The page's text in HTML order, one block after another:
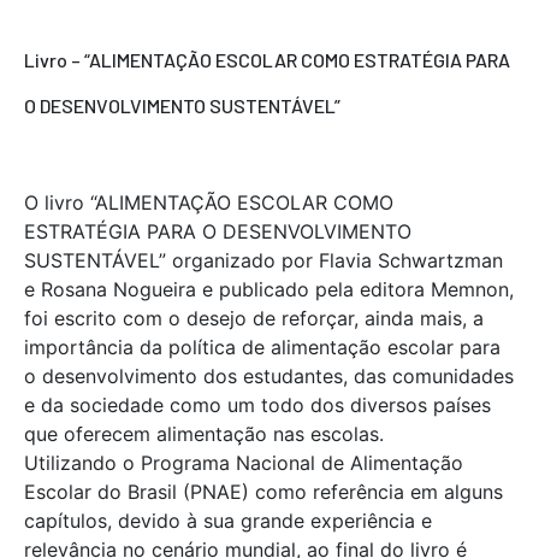
Livro – “ALIMENTAÇÃO ESCOLAR COMO ESTRATÉGIA PARA
O DESENVOLVIMENTO SUSTENTÁVEL”
O livro “ALIMENTAÇÃO ESCOLAR COMO
ESTRATÉGIA PARA O DESENVOLVIMENTO
SUSTENTÁVEL” organizado por Flavia Schwartzman
e Rosana Nogueira e publicado pela editora Memnon,
foi escrito com o desejo de reforçar, ainda mais, a
importância da política de alimentação escolar para
o desenvolvimento dos estudantes, das comunidades
e da sociedade como um todo dos diversos países
que oferecem alimentação nas escolas.
Utilizando o Programa Nacional de Alimentação
Escolar do Brasil (PNAE) como referência em alguns
capítulos, devido à sua grande experiência e
relevância no cenário mundial, ao final do livro é